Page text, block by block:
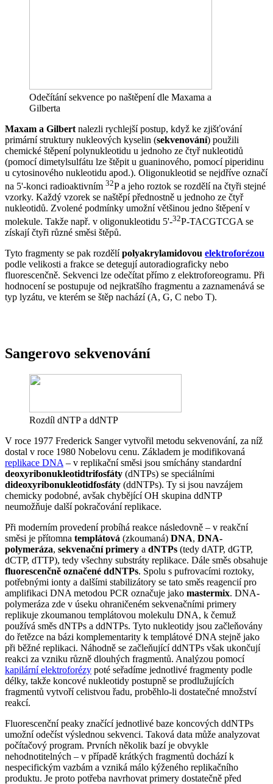
Odečítání sekvence po naštěpení dle Maxama a
Gilberta
Maxam a Gilbert nalezli rychlejší postup, když ke zjišťování
primární struktury nukleových kyselin (sekvenování) použili
chemické štěpení polynukleotidu u jednoho ze čtyř nukleotidů
(pomocí dimetylsulfátu lze štěpit u guaninového, pomocí piperidinu
u cytosinového nukleotidu apod.). Oligonukleotid se nejdříve označí
na 5'-konci radioaktivním 32P a jeho roztok se rozdělí na čtyři stejné
vzorky. Každý vzorek se naštěpí přednostně u jednoho ze čtyř
nukleotidů. Zvolené podmínky umožní většinou jedno štěpení v
molekule. Takže např. v oligonukleotidu 5'-32P-TACGTCGA se
získají čtyři různé směsi štěpů.
Tyto fragmenty se pak rozdělípolyakrylamidovou elektroforézou
podle velikosti a frakce se detegují autoradiograficky nebo
fluorescenčně. Sekvenci lze odečítat přímo z elektroforeogramu. Při
hodnocení se postupuje od nejkratšího fragmentu a zaznamenává se
typ lyzátu, ve kterém se štěp nachází (A, G, C nebo T).
Sangerovo sekvenování
Rozdíl dNTP a ddNTP
V roce 1977 Frederick Sanger vytvořil metodu sekvenování, za níž
dostal v roce 1980 Nobelovu cenu. Základem je modifikovaná
replikace DNA – v replikační směsi jsou smíchány standardní
deoxyribonukleotidtrifosfáty (dNTPs) se speciálními
dideoxyribonukleotidfosfáty (ddNTPs). Ty si jsou navzájem
chemicky podobné, avšak chybějící OH skupina ddNTP
neumožňuje další pokračování replikace.
Při moderním provedení probíhá reakce následovně – v reakční
směsi je přítomna templátová (zkoumaná) DNA, DNA-
polymeráza, sekvenační primery a dNTPs (tedy dATP, dGTP,
dCTP, dTTP), tedy všechny substráty replikace. Dále směs obsahuje
fluorescenčně označené ddNTPs. Spolu s pufrovacími roztoky,
potřebnými ionty a dalšími stabilizátory se tato směs reagencií pro
amplifikaci DNA metodou PCR označuje jako mastermix. DNA-
polymeráza zde v úseku ohraničeném sekvenačními primery
replikuje zkoumanou templátovou molekulu DNA, k čemuž
používá směs dNTPs a ddNTPs. Tyto nukleotidy jsou začleňovány
do řetězce na bázi komplementarity k templátové DNA stejně jako
při běžné replikaci. Náhodně se začleňující ddNTPs však ukončují
reakci za vzniku různě dlouhých fragmentů. Analýzou pomocí
kapilární elektroforézy poté seřadíme jednotlivé fragmenty podle
délky, takže koncové nukleotidy postupně se prodlužujících
fragmentů vytvoří celistvou řadu, proběhlo-li dostatečné množství
reakcí.
Fluorescenční peaky značící jednotlivé baze koncových ddNTPs
umožní odečíst výslednou sekvenci. Taková data může analyzovat
počítačový program. Prvních několik bazí je obvykle
nehodnotitelných – v případě krátkých fragmentů dochází k
nespecifickým vazbám a vzniká málo kýženého replikačního
produktu. Je proto potřeba navrhovat primery dostatečně před